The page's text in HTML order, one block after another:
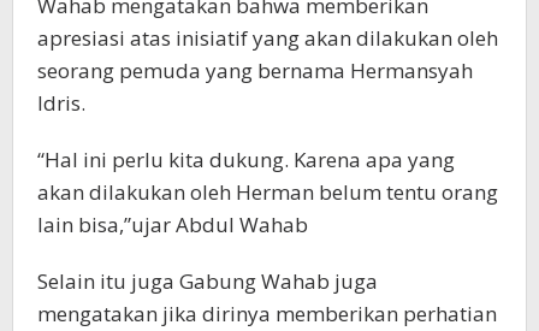
Wahab mengatakan bahwa memberikan
apresiasi atas inisiatif yang akan dilakukan oleh
seorang pemuda yang bernama Hermansyah
Idris.
“Hal ini perlu kita dukung. Karena apa yang
akan dilakukan oleh Herman belum tentu orang
lain bisa,”ujar Abdul Wahab
Selain itu juga Gabung Wahab juga
mengatakan jika dirinya memberikan perhatian